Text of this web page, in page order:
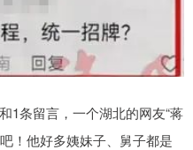
1条留言，一个湖北的网友“蒋
！他好多姨妹子、舅子都是